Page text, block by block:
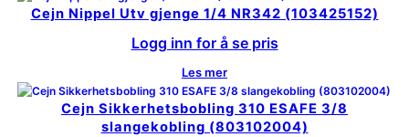
Cejn Nippel Utv gjenge 1/4 NR342 (103425152)
Logg inn for å se pris
Les mer
Cejn Sikkerhetsbobling 310 ESAFE 3/8
slangekobling (803102004)